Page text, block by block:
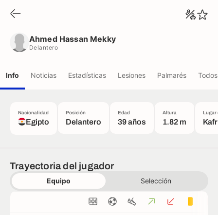
Ahmed Hassan Mekky
Delantero
Info Noticias Estadísticas Lesiones Palmarés
Nacionalidad
Egipto
Posición
Delantero
Edad
39 años
Altura
1.82 m
Lugar
Trayectoria del jugador
Equipo Selección